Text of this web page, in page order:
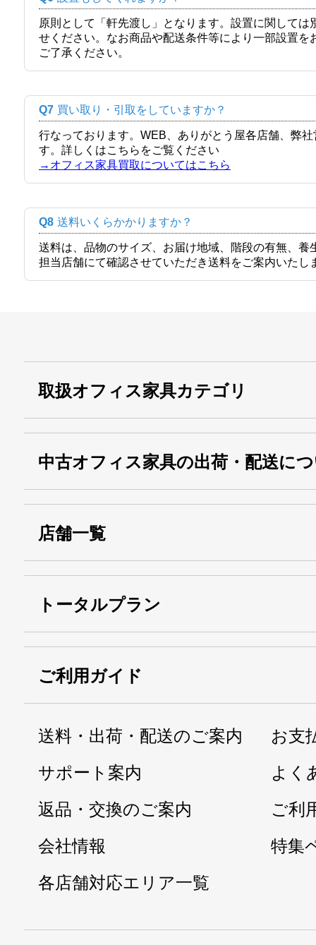
原則として「軒先渡し」となります。設置に関して
せください。なお商品や配送条件等により一部設置
ご了承ください。
Q7 買い取り・引取をしていますか？
行なっております。WEB、ありがとう屋各店舗、弊
す。詳しくはこちらをご覧ください
→オフィス家具買取についてはこちら
Q8 送料いくらかかりますか？
送料は、品物のサイズ、お届け地域、階段の有無、
担当店舗にて確認させていただき送料をご案内いたし
取扱オフィス家具カテゴリ
中古オフィス家具の出荷・配送に
店舗一覧
トータルプラン
ご利用ガイド
送料・出荷・配送のご案内
お支
サポート案内
よく
返品・交換のご案内
ご利
会社情報
特集
各店舗対応エリア一覧